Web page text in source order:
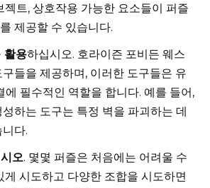
젝트, 상호작용 가능한 요소들이 퍼즐
제공할 수 있습니다.
활용하십시오. 호라이즌 포비든 웨스
들을 제공하며, 이러한 도구들은 유
에 필수적인 역할을 합니다. 예를 들어,
하는 도구는 특정 벽을 파괴하는 데
다.
오. 몇몇 퍼즐은 처음에는 어려울 수
게 시도하고 다양한 조합을 시도하면